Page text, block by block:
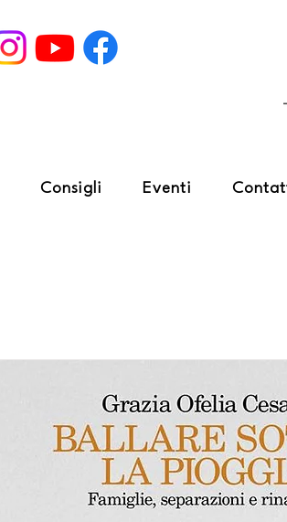
Consigli Eventi